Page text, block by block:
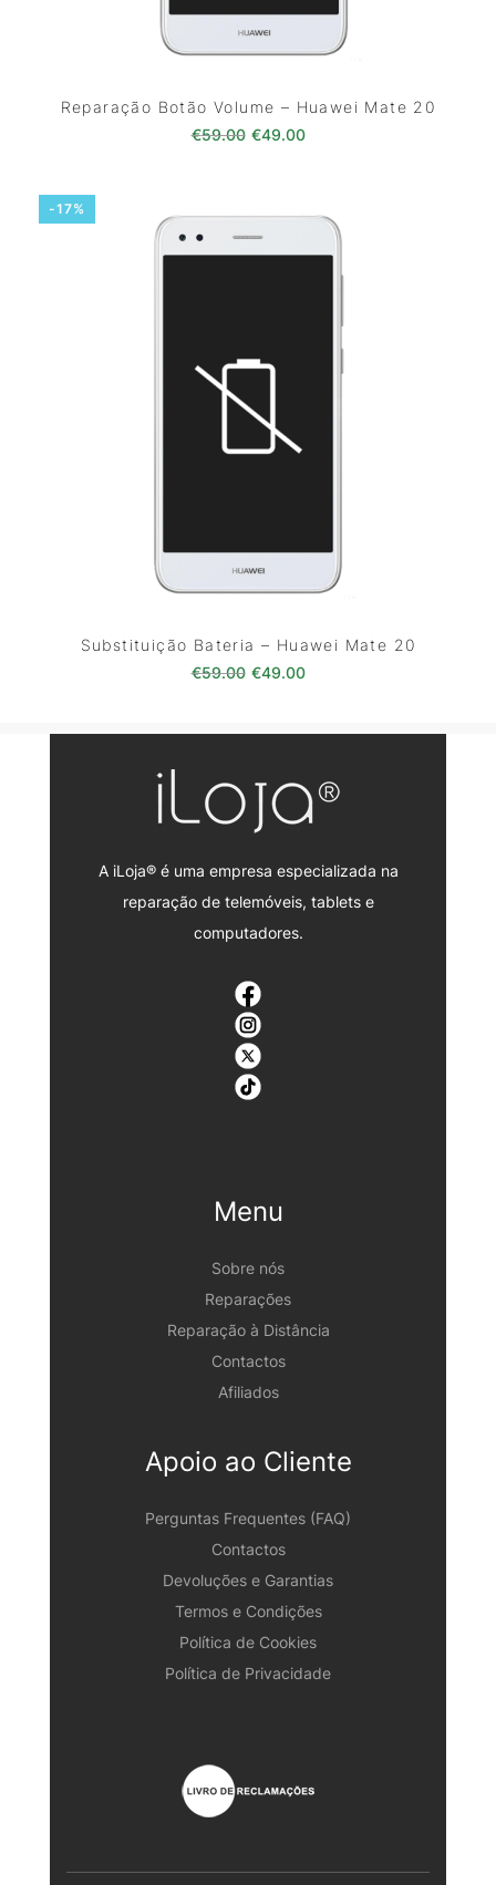
Reparação Botão Volume – Huawei Mate 20
€59.00 O preço original era: €59.00.
€49.00O preço atual é:
-17%
Substituição Bateria – Huawei Mate 20
€59.00 O preço original era: €59.00.
€49.00O preço atual é:
A iLoja® é uma empresa especializada na
reparação de telemóveis, tablets e
computadores.
Menu
Sobre nós
Reparações
Reparação à Distância
Contactos
Afiliados
Apoio ao Cliente
Perguntas Frequentes (FAQ)
Contactos
Devoluções e Garantias
Termos e Condições
Política de Cookies
Política de Privacidade